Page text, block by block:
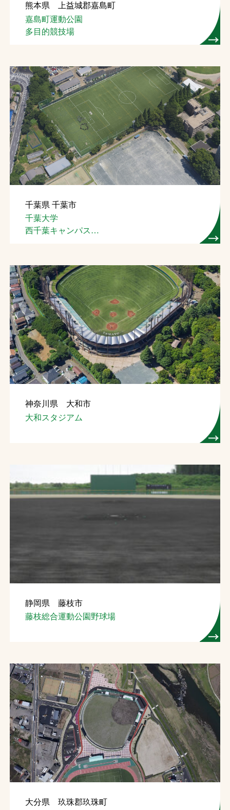
熊本県 上益城郡嘉島町
嘉島町運動公園
多目的競技場
千葉県 千葉市
千葉大学
西千葉キャンパス
神奈川県 大和市
大和スタジアム
静岡県 藤枝市
藤枝総合運動公園野球場
大分県 玖珠郡玖珠町